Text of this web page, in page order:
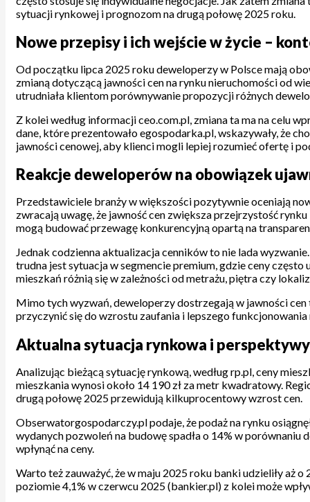
sytuacji rynkowej i prognozom na drugą połowę 2025 roku.
Nowe przepisy i ich wejście w życie –
Od początku lipca 2025 roku deweloperzy w Polsce mają
zmianą dotyczącą jawności cen na rynku nieruchomości od
utrudniała klientom porównywanie propozycji różnych
Z kolei według informacji ceo.com.pl, zmiana ta ma na celu
dane, które prezentowało egospodarka.pl, wskazywały, że
jawności cenowej, aby klienci mogli lepiej rozumieć ofertę i
Reakcje deweloperów na obowiązek
Przedstawiciele branży w większości pozytywnie oceniają
zwracają uwagę, że jawność cen zwiększa przejrzystość
mogą budować przewagę konkurencyjną opartą na
Jednak codzienna aktualizacja cenników to nie lada
trudna jest sytuacja w segmencie premium, gdzie ceny
mieszkań różnią się w zależności od metrażu, piętra czy
Mimo tych wyzwań, deweloperzy dostrzegają w jawności
przyczynić się do wzrostu zaufania i lepszego funkcjonowania
Aktualna sytuacja rynkowa i
Analizując bieżącą sytuację rynkową, według rp.pl, ceny
mieszkania wynosi około 14 190 zł za metr kwadratowy.
drugą połowę 2025 przewidują kilkuprocentowy wzrost cen.
Obserwatorgospodarczy.pl podaje, że podaż na rynku
wydanych pozwoleń na budowę spadła o 14% w
wpłynąć na ceny.
Warto też zauważyć, że w maju 2025 roku banki udzieliły aż
poziomie 4,1% w czerwcu 2025 (bankier.pl) z kolei może